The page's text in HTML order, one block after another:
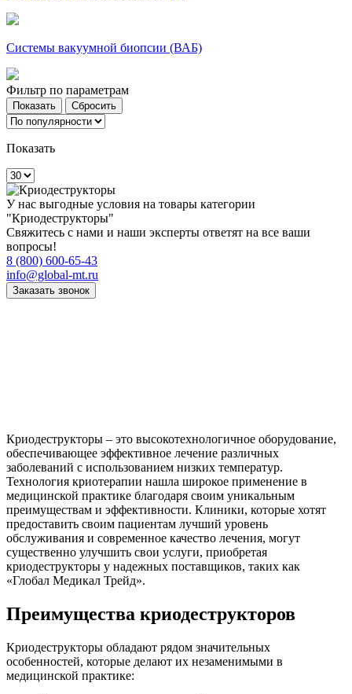
Системы вакуумной биопсии (ВАБ)
Фильтр по параметрам
Показать
У нас выгодные условия на товары категории
"Криодеструкторы"
Свяжитесь с нами и наши эксперты ответят на все ваши
вопросы!
8 (800) 600-65-43
info@global-mt.ru
Заказать звонок
Криодеструкторы – это высокотехнологичное оборудование,
обеспечивающее эффективное лечение различных
заболеваний с использованием низких температур.
Технология криотерапии нашла широкое применение в
медицинской практике благодаря своим уникальным
преимуществам и эффективности. Клиники, которые хотят
предоставить своим пациентам лучший уровень
обслуживания и современное качество лечения, могут
существенно улучшить свои услуги, приобретая
криодеструкторы у надежных поставщиков, таких как
«Глобал Медикал Трейд».
Преимущества криодеструкторов
Криодеструкторы обладают рядом значительных
особенностей, которые делают их незаменимыми в
медицинской практике: